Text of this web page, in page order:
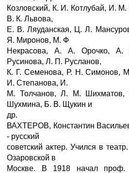
Козловский, К. И. Котлубай, И.
В. К. Львова,
Е. В. Ляуданская, Ц. Л.
Я. Миронов, М. Ф
Некрасова, А. А. Орочко,
Русинова, Л. П. Русланов,
К. Г. Семенова, Р. Н. Симонов,
И. Степанова, И.
М. Толчанов, Л. М.
Шухмина, Б. В. Щукин и
др.
ВАХТЕРОВ, Константин
- русский
советский актер. Учился в
Озаровской в
Москве. В 1918 начал проф.